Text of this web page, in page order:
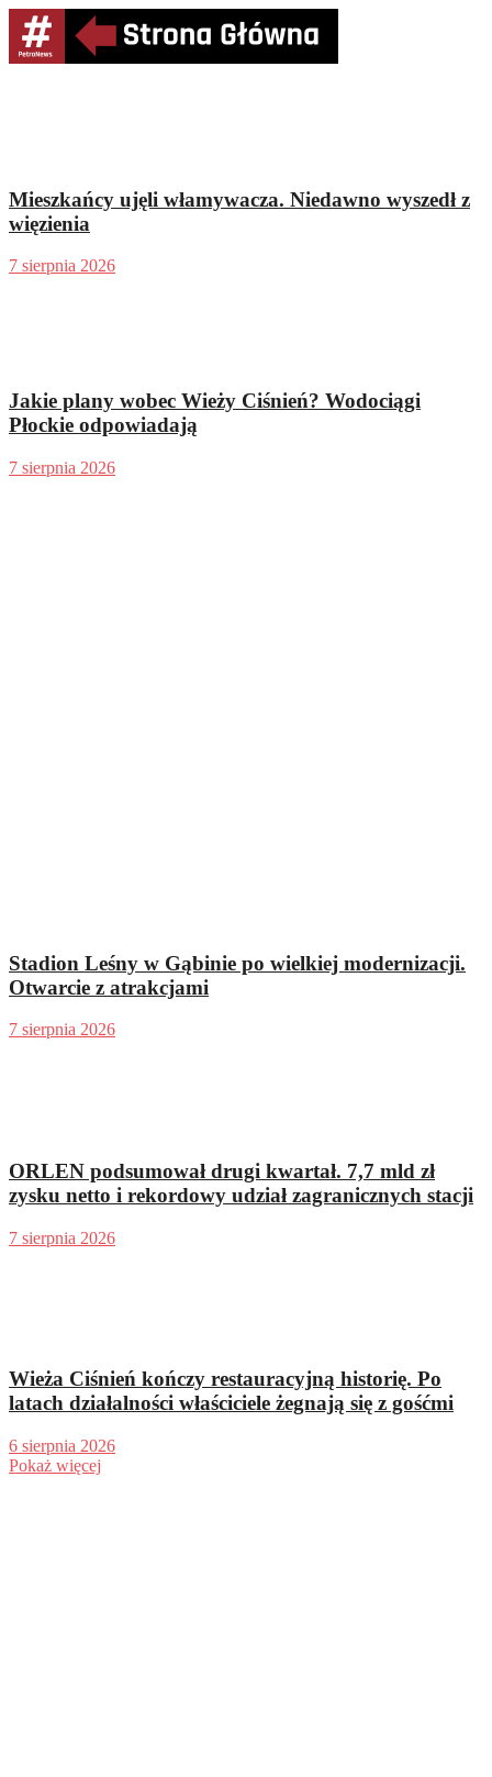
Mieszkańcy ujęli włamywacza. Niedawno wyszedł z
więzienia
7 sierpnia 2026
Jakie plany wobec Wieży Ciśnień? Wodociągi
Płockie odpowiadają
7 sierpnia 2026
Stadion Leśny w Gąbinie po wielkiej modernizacji.
Otwarcie z atrakcjami
7 sierpnia 2026
ORLEN podsumował drugi kwartał. 7,7 mld zł
zysku netto i rekordowy udział zagranicznych stacji
7 sierpnia 2026
Wieża Ciśnień kończy restauracyjną historię. Po
latach działalności właściciele żegnają się z gośćmi
6 sierpnia 2026
Pokaż więcej